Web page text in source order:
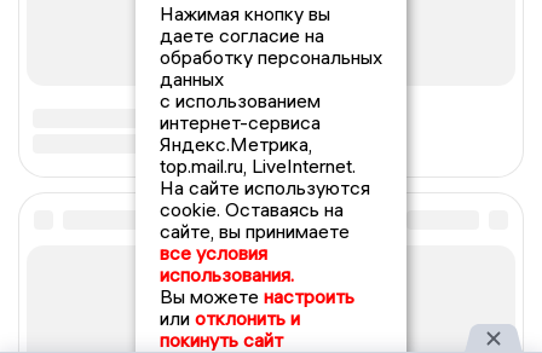
Нажимая кнопку вы
даете согласие на
обработку персональных
данных
с использованием
интернет-сервиса
Яндекс.Метрика,
top.mail.ru, LiveInternet.
На сайте используются
cookie. Оставаясь на
сайте, вы принимаете
все условия
использования.
Вы можете настроить
или отклонить и
покинуть сайт